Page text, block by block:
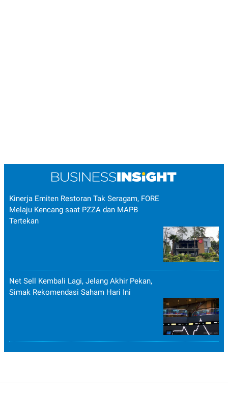
Kinerja Emiten Restoran Tak Seragam, FORE
Melaju Kencang saat PZZA dan MAPB
Tertekan
Net Sell Kembali Lagi, Jelang Akhir Pekan,
Simak Rekomendasi Saham Hari Ini